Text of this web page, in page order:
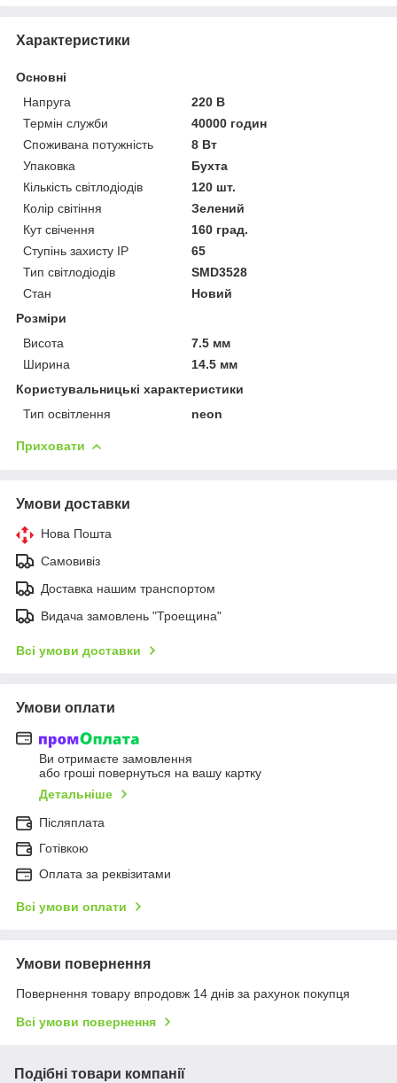
Характеристики
Основні
Напруга
220 В
Термін служби
40000 годин
Споживана потужність
8 Вт
Упаковка
Бухта
Кількість світлодіодів
120 шт.
Колір світіння
Зелений
Кут свічення
160 град.
Ступінь захисту IP
65
Тип світлодіодів
SMD3528
Стан
Новий
Розміри
Висота
7.5 мм
Ширина
14.5 мм
Користувальницькі характеристики
Тип освітлення
neon
Приховати
Умови доставки
Нова Пошта
Самовивіз
Доставка нашим транспортом
Видача замовлень "Троещина"
Всі умови доставки
Умови оплати
Ви отримаєте замовлення
або гроші повернуться на вашу картку
Детальніше
Післяплата
Готівкою
Оплата за реквізитами
Всі умови оплати
Умови повернення
Повернення товару впродовж 14 днів за рахунок покупця
Всі умови повернення
Подібні товари компанії